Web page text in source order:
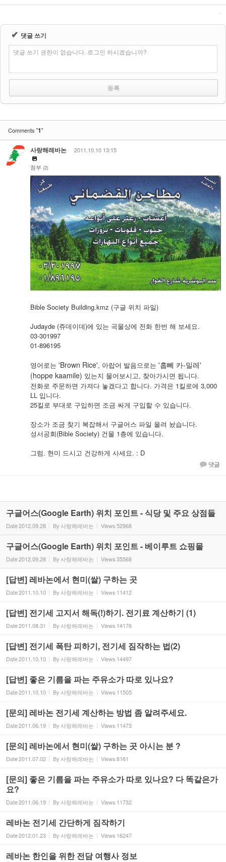
✔ 댓글 쓰기
댓글 쓰기 권한이 없습니다. 로그인 하시겠습니까?
Comments '1'
사랑해레바논 2011.10.10 13:15
첨부 (2)
Bible Society Building.kmz (구글 위치 파일)
Judayde (쥬데이데)에 있는 곡물상에 전화 한번 해 보세요.
03-301997
01-896195
영어로는 'Brown Rice', 아랍어 발음으로는 '홉뻬 카-밀레'
(hoppe kaamile) 있는지 물어보시고, 찾아가시면 됩니다.
전화로 주문하면 가져다 놓겠다고 합니다. 가격은 1킬로에 3,000
LL 입니다.
25킬로 부대로 구입하면 조금 싸게 구입할 수 있습니다.
장소가 조금 찾기 복잡해서 구글어스 파일 올려 놨습니다.
성서공회(Bible Society) 건물 1층에 있습니다.
그럼. 현미 드시고 건강하게 사세요. : D
댓글
구글어스(Google Earth) 위치 포인트 - 식당 및 주요 상점들
Date2012.09.28 By 사랑해레바논 Views52968
구글어스(Google Earth) 위치 포인트 - 베이루트 쇼핑몰
Date2012.09.28 By 사랑해레바논 Views35568
[답변] 레바논에서 현미(쌀) 구하는 곳
Date2011.10.10 By 사랑해레바논 Views 11412
[답변] 전기세 고지서 해독(!)하기. 전기료 계산하기 (1)
Date2011.08.31 By 사랑해레바논 Views 14176
[답변] 전기세 폭탄 피하기, 전기세 짐작하는 법(2)
Date2011.10.10 By 사랑해레바논 Views 14497
[답변] 좋은 기름을 파는 주유소가 따로 있나요?
Date2011.10.10 By 사랑해레바논 Views 11505
[문의] 레바논 전기세 계산하는 방법 좀 알려주세요.
Date2011.06.19 By 사랑해레바논 Views 11473
[문의] 레바논에서 현미(쌀) 구하는 곳 아시는 분 ?
Date2011.07.02 By 사랑해레바논 Views8161
[문의] 좋은 기름을 파는 주유소가 따로 있나요? 다 똑같은가
요?
Date2011.06.19 By 사랑해레바논 Views 11732
레바논 전기세 간단하게 짐작하기
Date2012.01.23 By 사랑해레바논 Views 16247
레바논 한인을 위한 전담 여행사 정보